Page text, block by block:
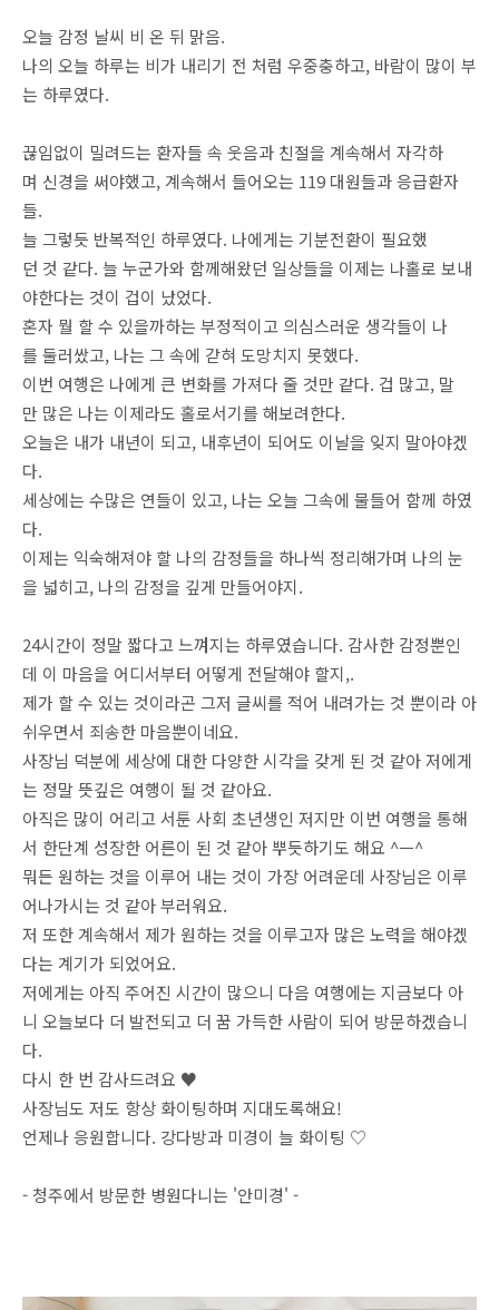
오늘 감정 날씨 비 온 뒤 맑음.
나의 오늘 하루는 비가 내리기 전 처럼 우중충하고, 바람이 많이 부
는 하루였다.
끊임없이 밀려드는 환자들 속 웃음과 친절을 계속해서 자각하
며 신경을 써야했고, 계속해서 들어오는 119 대원들과 응급환자
들.
늘 그렇듯 반복적인 하루였다. 나에게는 기분전환이 필요했
던 것 같다. 늘 누군가와 함께해왔던 일상들을 이제는 나홀로 보내
야한다는 것이 겁이 났었다.
혼자 뭘 할 수 있을까하는 부정적이고 의심스러운 생각들이 나
를 둘러쌌고, 나는 그 속에 갇혀 도망치지 못했다.
이번 여행은 나에게 큰 변화를 가져다 줄 것만 같다. 겁 많고, 말
만 많은 나는 이제라도 홀로서기를 해보려한다.
오늘은 내가 내년이 되고, 내후년이 되어도 이날을 잊지 말아야겠
다.
세상에는 수많은 연들이 있고, 나는 오늘 그속에 물들어 함께 하였
다.
이제는 익숙해져야 할 나의 감정들을 하나씩 정리해가며 나의 눈
을 넓히고, 나의 감정을 깊게 만들어야지.
24시간이 정말 짧다고 느껴지는 하루였습니다. 감사한 감정뿐인
데 이 마음을 어디서부터 어떻게 전달해야 할지,.
제가 할 수 있는 것이라곤 그저 글씨를 적어 내려가는 것 뿐이라 아
쉬우면서 죄송한 마음뿐이네요.
사장님 덕분에 세상에 대한 다양한 시각을 갖게 된 것 같아 저에게
는 정말 뜻깊은 여행이 될 것 같아요.
아직은 많이 어리고 서툰 사회 초년생인 저지만 이번 여행을 통해
서 한단계 성장한 어른이 된 것 같아 뿌듯하기도 해요 ^ㅡ^
뭐든 원하는 것을 이루어 내는 것이 가장 어려운데 사장님은 이루
어나가시는 것 같아 부러워요.
저 또한 계속해서 제가 원하는 것을 이루고자 많은 노력을 해야겠
다는 계기가 되었어요.
저에게는 아직 주어진 시간이 많으니 다음 여행에는 지금보다 아
니 오늘보다 더 발전되고 더 꿈 가득한 사람이 되어 방문하겠습니
다.
다시 한 번 감사드려요 ♥
사장님도 저도 항상 화이팅하며 지대도록해요!
언제나 응원합니다. 강다방과 미경이 늘 화이팅 ♡
- 청주에서 방문한 병원다니는 '안미경' -